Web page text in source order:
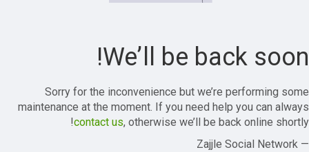
We’ll be back soon!
Sorry for the inconvenience but we’re performing some
maintenance at the moment. If you need help you can always
contact us, otherwise we’ll be back online shortly!
— Zajjle Social Network